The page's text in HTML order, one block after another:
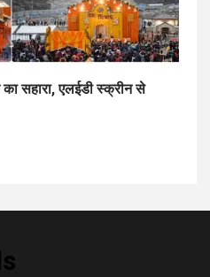
सहारा, एलईडी स्क्रीन से